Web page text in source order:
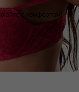
с комфортом!